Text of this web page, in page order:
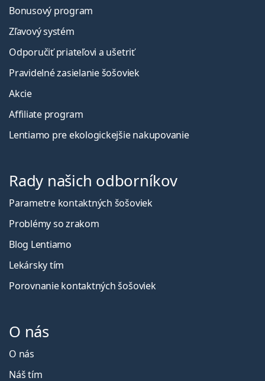
Bonusový program
Zľavový systém
Odporučiť priateľovi a ušetriť
Pravidelné zasielanie šošoviek
Akcie
Affiliate program
Lentiamo pre ekologickejšie nakupovanie
Rady našich odborníkov
Parametre kontaktných šošoviek
Problémy so zrakom
Blog Lentiamo
Lekársky tím
Porovnanie kontaktných šošoviek
O nás
O nás
Náš tím